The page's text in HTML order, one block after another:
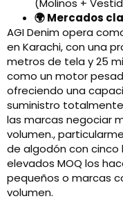
(Molinos +
🌍 Mercados
AGI Denim opera
en Karachi, con una
metros de tela y 25
como un motor
ofreciendo una
suministro
las marcas negociar
volumen.,
de algodón con cinco
elevados MOQ los
pequeños o marcas
volumen.